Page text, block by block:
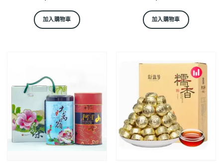
加入購物車 加入購物車